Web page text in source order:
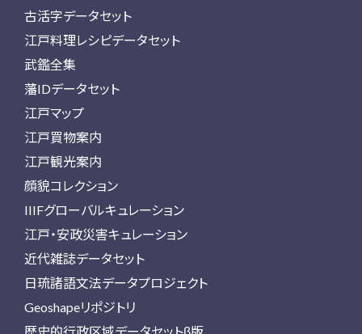
古活字データセット
江戸料理レシピデータセット
武鑑全集
藩IDデータセット
江戸マップ
江戸買物案内
江戸観光案内
顔貌コレクション
IIIFグローバルキュレーション
江戸・安政災害キュレーション
近代雑誌データセット
日琉諸語文法データプロジェクト
Geoshapeリポジトリ